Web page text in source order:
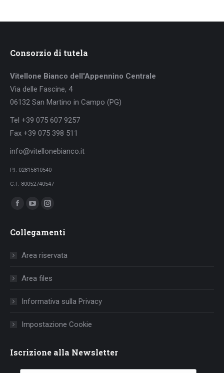
Consorzio di tutela
Vitellone Bianco dell'Appennino Centrale
Via delle Fascine, 4
06132 San Martino in Campo (PG)
Tel +39 075 607 9257
Fax +39 075 398 511
info@vitellonebianco.it
P.I. 02815810540
C.F. 80052740547
Ci puoi trovare su:
Facebook
opens
window
YouTube
opens
window
Instagram
opens
Collegamenti
Area riservata
Area files
Informativa sulla Privacy
Impostazione Cookie
Iscrizione alla Newsletter